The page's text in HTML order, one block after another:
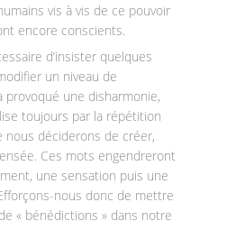
vis à vis de ce pouvoir
encore conscients.
d’insister quelques
un niveau de
provoqué une disharmonie,
toujours par la répétition
nous déciderons de créer,
Ces mots engendreront
une sensation puis une
nous donc de mettre
« bénédictions » dans notre